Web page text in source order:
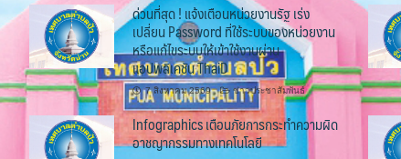
ด่วนที่สุด ! แจ้งเตือนหน่วยงานรัฐ เร่ง
เปลี่ยน Password ที่ใช้ระบบของหน่วยงาน
หรือแก้ไขระบบให้เข้าใช้งานผ่าน
แอปพลิเคชัน ThaiD
7 สิงหาคม 2569 ข่าวประชาสัมพันธ์
Infographics เตือนภัยการกระทำความผิด
อาชญากรรมทางเทคโนโลยี